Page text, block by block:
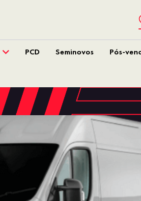
PCD Seminovos Pós-